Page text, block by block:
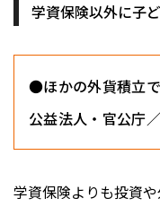
学資保険以外に子
●ほかの外貨積立
公益法人・官公庁
学資保険よりも投資